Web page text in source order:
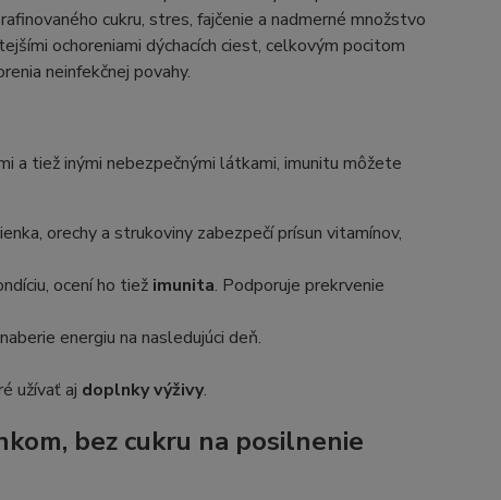
cukru, stres, fajčenie a nadmerné množstvo
ochoreniami dýchacích ciest, celkovým pocitom
neinfekčnej povahy.
a tiež inými nebezpečnými látkami, imunitu môžete
orechy a strukoviny zabezpečí prísun vitamínov,
ocení ho tiež imunita. Podporuje prekrvenie
energiu na nasledujúci deň.
užívať aj doplnky výživy.
bez cukru na posilnenie